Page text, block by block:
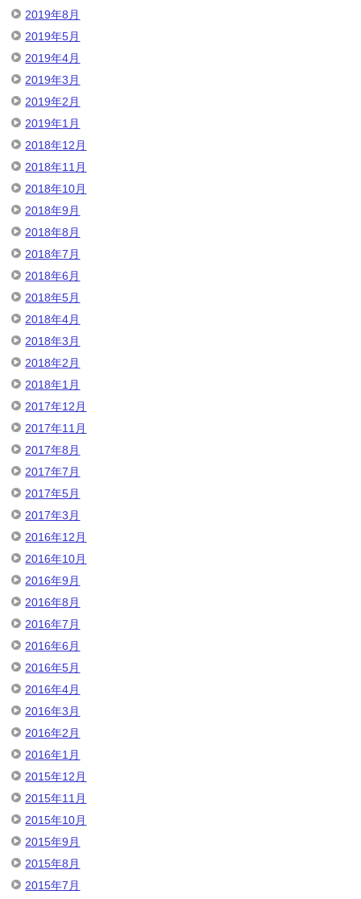
2019年8月
2019年5月
2019年4月
2019年3月
2019年2月
2019年1月
2018年12月
2018年11月
2018年10月
2018年9月
2018年8月
2018年7月
2018年6月
2018年5月
2018年4月
2018年3月
2018年2月
2018年1月
2017年12月
2017年11月
2017年8月
2017年7月
2017年5月
2017年3月
2016年12月
2016年10月
2016年9月
2016年8月
2016年7月
2016年6月
2016年5月
2016年4月
2016年3月
2016年2月
2016年1月
2015年12月
2015年11月
2015年10月
2015年9月
2015年8月
2015年7月